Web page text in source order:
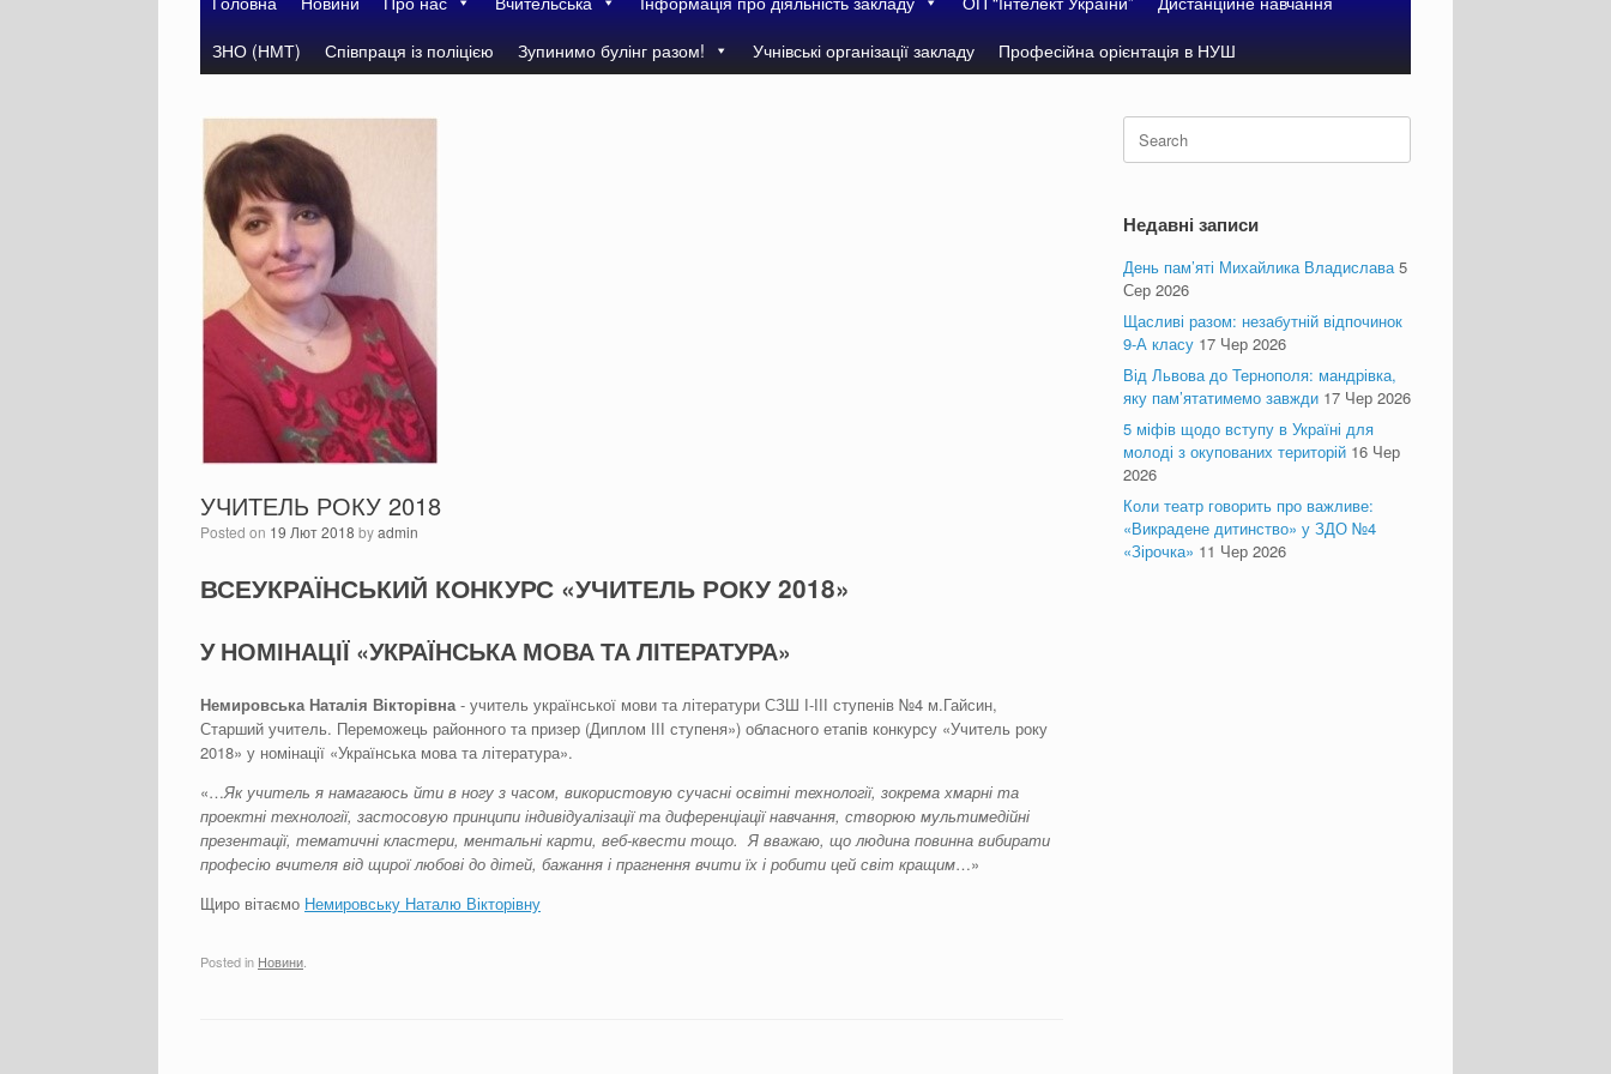
ЗНО (НМТ)
Співпраця із поліцією Зупинимо булінг разом! Учнівські організації закладу Професійна орієнтація в НУШ
УЧИТЕЛЬ РОКУ 2018
Posted on 19 Лют 2018 byadmin
ВСЕУКРАЇНСЬКИЙ КОНКУРС «УЧИТЕЛЬ РОКУ 2018»
У НОМІНАЦІЇ «УКРАЇНСЬКА МОВА ТА ЛІТЕРАТУРА»
Немировська Наталія Вікторівна- учитель української мови та літератури СЗШ І-ІІІ ступенів №4 м.Гайсин,
Старший учитель. Переможець районного та призер (Диплом ІІІ ступеня») обласного етапів конкурсу «Учитель року
2018» у номінації «Українська мова та література».
«…Як учитель я намагаюсь йти в ногу з часом, використовую сучасні освітні технології, зокрема хмарні та
проектні технології, застосовую принципи індивідуалізації та диференціації навчання, створюю мультимедійні
презентації, тематичні кластери, ментальні карти, веб-квести тощо. Я вважаю, що людина повинна вибирати
професію вчителя від щирої любові до дітей, бажання і прагнення вчити їх і робити цей світ кращим…»
Щиро вітаємо Немировську Наталю Вікторівну
Posted in Новини
Search
for:
Недавні записи
День пам’яті Михайлика Владислава 5
Сер 2026
Щасливі разом: незабутній відпочинок
9-А класу 17 Чер 2026
Від Львова до Тернополя: мандрівка,
яку пам’ятатимемо завжди 17 Чер 2026
5 міфів щодо вступу в Україні для
молоді з окупованих територій 16 Чер
2026
Коли театр говорить про важливе:
«Викрадене дитинство» у ЗДО №4
«Зірочка» 11 Чер 2026